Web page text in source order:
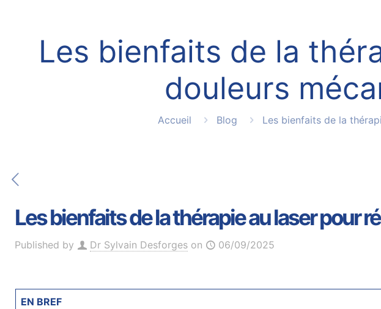
Les bienfaits de la
douleurs
Accueil Blog Les bienfaits de la
Les bienfaits de la thérapie au laser pour
Published by Dr Sylvain Desforges on 06/09/2025
EN BREF